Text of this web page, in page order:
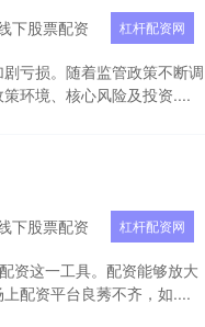
下股票配资 杠杆配资网
亏损。随着监管政策不断调
环境、核心风险及投资....
下股票配资 杠杆配资网
资这一工具。配资能够放大
配资平台良莠不齐，如....